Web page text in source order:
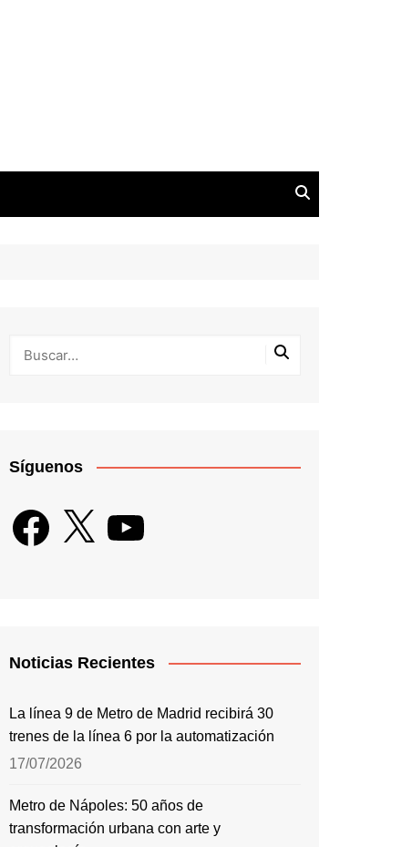
Síguenos
Facebook
X YouTube
Noticias Recientes
La línea 9 de Metro de Madrid recibirá 30
trenes de la línea 6 por la automatización
17/07/2026
Metro de Nápoles: 50 años de
transformación urbana con arte y